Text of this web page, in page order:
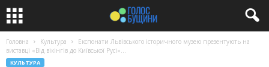
Головна Культура
Експонати Львівського історичного музею презентують на
виставці «Від вікінгів до Київської Русі»...
КУЛЬТУРА